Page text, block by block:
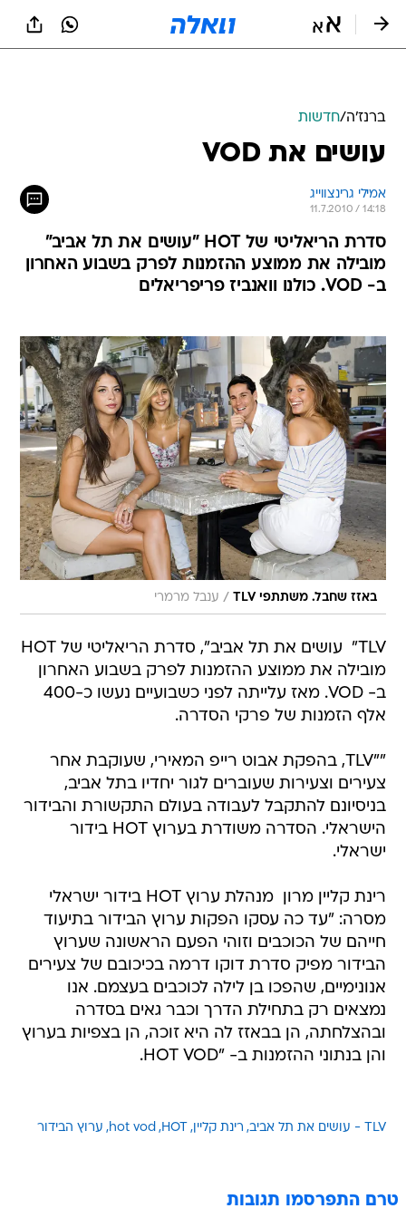
ברנז'ה/חדשות
עושים את VOD
אמילי גרינצווייג
11.7.2010 / 14:18
סדרת הריאליטי של HOT "עושים את תל אביב"
מובילה את ממוצע ההזמנות לפרק בשבוע האחרון
ב- VOD. כולנו וואנביז פריפריאלים
באזז שחבל. משתתפי TLV / ענבל מרמרי
TLV"  עושים את תל אביב", סדרת הריאליטי של HOT
מובילה את ממוצע ההזמנות לפרק בשבוע האחרון
ב- VOD. מאז עלייתה לפני כשבועיים נעשו כ-400
אלף הזמנות של פרקי הסדרה.
""TLV, בהפקת אבוט רייפ המאירי, שעוקבת אחר
צעירים וצעירות שעוברים לגור יחדיו בתל אביב,
בניסיונם להתקבל לעבודה בעולם התקשורת והבידור
הישראלי. הסדרה משודרת בערוץ HOT בידור
ישראלי.
רינת קליין מרון  מנהלת ערוץ HOT בידור ישראלי
מסרה: "עד כה עסקו הפקות ערוץ הבידור בתיעוד
חייהם של הכוכבים וזוהי הפעם הראשונה שערוץ
הבידור מפיק סדרת דוקו דרמה בכיכובם של צעירים
אנונימיים, שהפכו בן לילה לכוכבים בעצמם. אנו
נמצאים רק בתחילת הדרך וכבר גאים בסדרה
ובהצלחתה, הן בבאזז לה היא זוכה, הן בצפיות בערוץ
והן בנתוני ההזמנות ב- "HOT VOD.
TLV - עושים את תל אביב רינת קליין HOT
hot vod ערוץ הבידור
טרם התפרסמו תגובות